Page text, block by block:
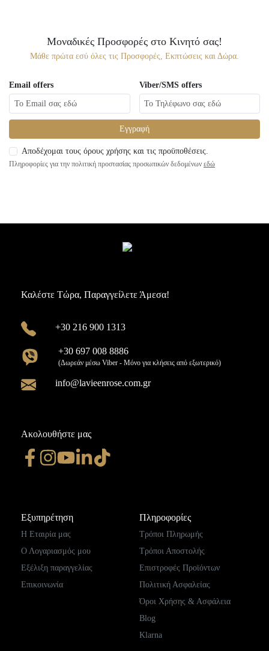
Μοναδικές Προσφορές στο Κινητό σας!
Μάθε πρώτα εσύ όλες τις Προσφορές, Εκπτώσεις και Δώρα.
Email offers Viber/SMS offers
Εγγραφή
Αποδέχομαι τους όρους χρήσης και τις προϋποθέσεις.
Πληροφορίες για την πολιτική προστασίας προσωπικών δεδομένων εδώ
Καλέστε Τώρα, Παραγγείλετε Άμεσα!
+30 216 900 1313
+30 697 008 8886
(Δωρεάν μέσω Viber - Μόνο για κλήσεις από εξωτερικό)
info@lavieenrose.com.gr
Ακολουθήστε μας
Εξυπηρέτηση
Η Εταιρία μας
Ο Λογαριασμός μου
Εξέλιξη παραγγελίας
Επικοινωνία
Πληροφορίες
Τρόποι Πληρωμής
Τρόποι Αποστολής
Επιστροφές Προϊόντων
Πολιτική Ασφαλείας
Όροι Χρήσης & Ασφάλεια
Blog
Klarna